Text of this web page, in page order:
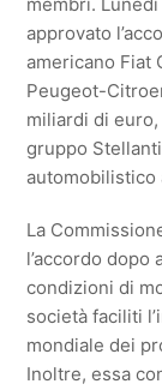
approvato
americano Fiat
Peugeot-
miliardi di
gruppo
automobilistico
La
l’accordo
condizioni di
società faciliti
mondiale dei
Inoltre, essa